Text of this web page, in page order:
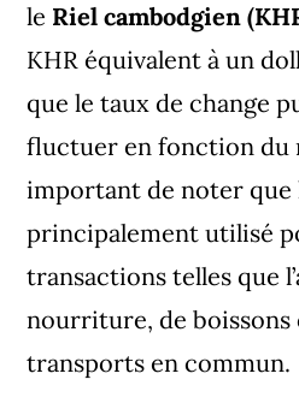
le Riel cambodgien
KHR équivalent à un
que le taux de change
fluctuer en fonction du
important de noter que
principalement utilisé
transactions telles que
nourriture, de boissons
transports en commun.